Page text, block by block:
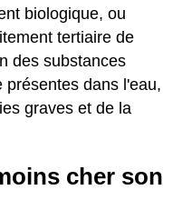
biologique, ou
tertiaire de
des substances
dans l'eau,
graves et de la
cher son